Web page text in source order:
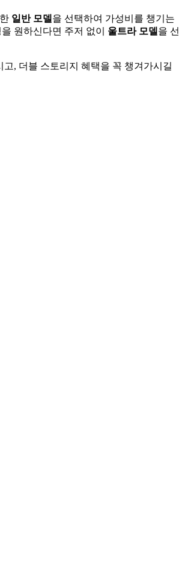
일반 모델 을 선택하여 가성비를 챙기는
원하신다면 주저 없이 울트라 모델 을 선
, 더블 스토리지 혜택을 꼭 챙겨가시길